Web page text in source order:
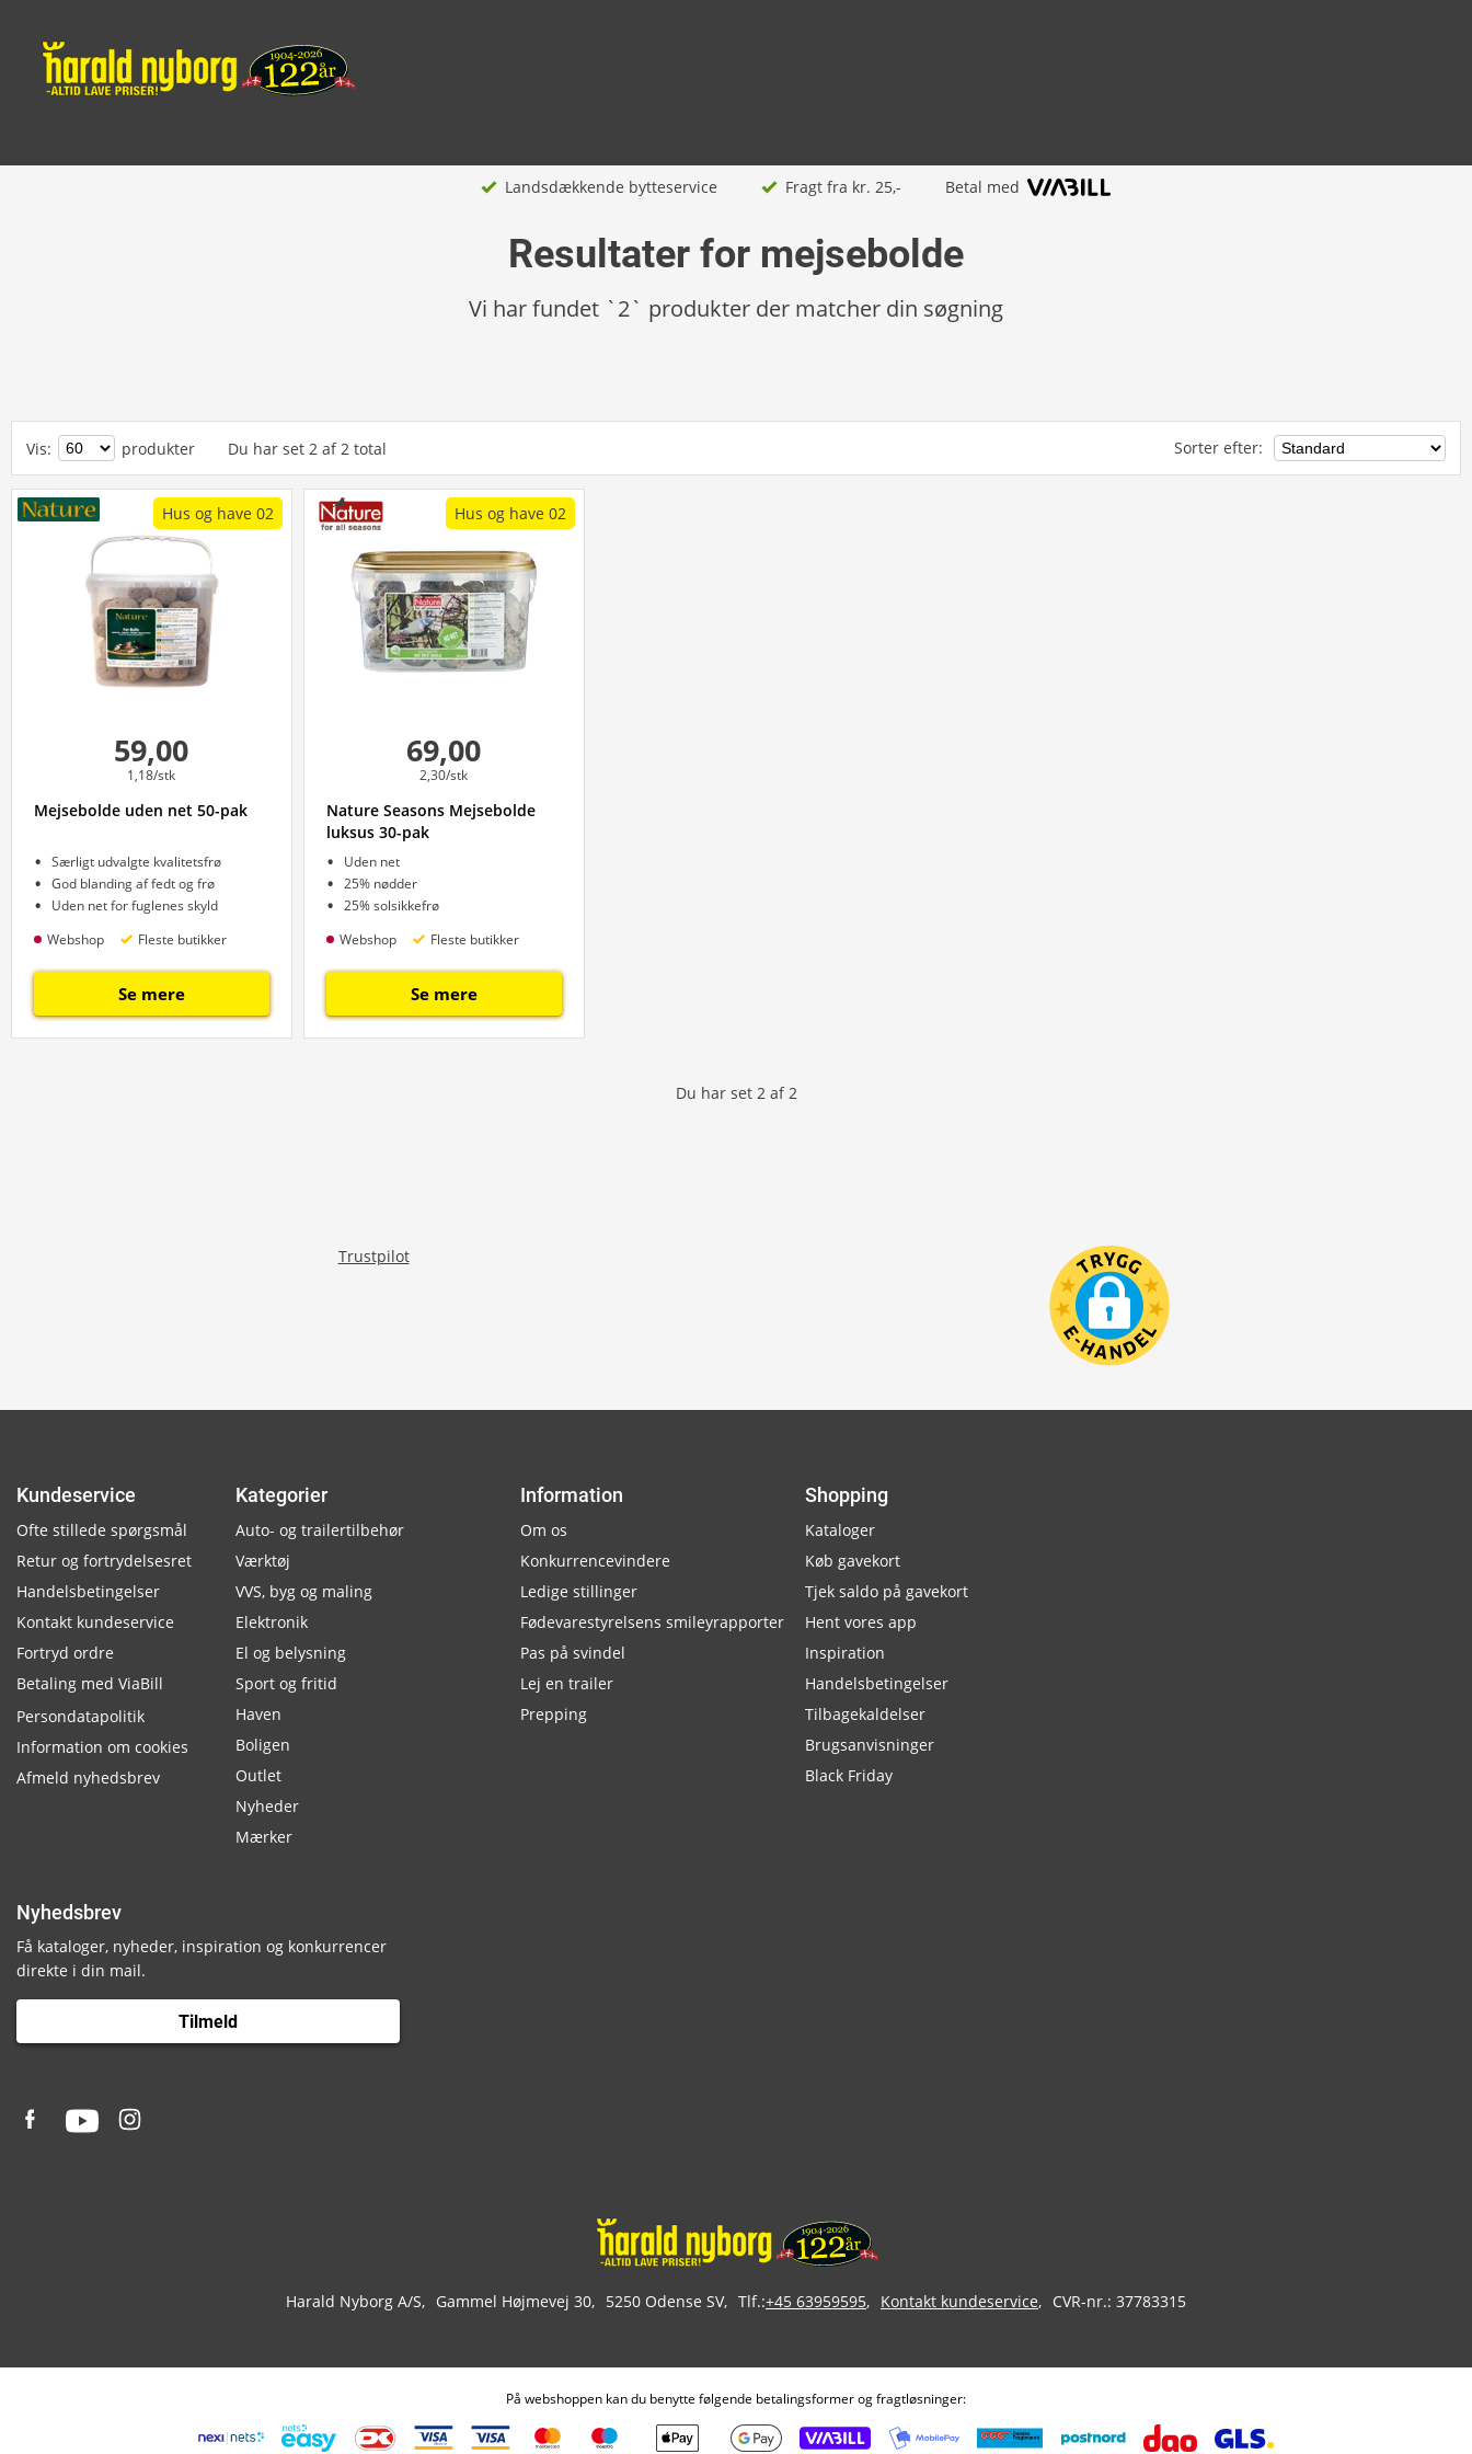
Landsdækkende bytteservice Fragt fra kr. 25,- Betal med
Resultater for mejsebolde
Vi har fundet `2` produkter der matcher din søgning
Vis: produkter Du har set 2 af 2 total Sorter efter:
Hus og have 02
59,00
1,18/stk
Mejsebolde uden net 50-pak
Særligt udvalgte kvalitetsfrø
God blanding af fedt og frø
Uden net for fuglenes skyld
Webshop
Fleste butikker
Se mere
Hus og have 02
69,00
2,30/stk
Nature Seasons Mejsebolde
luksus 30-pak
Uden net
25% nødder
25% solsikkefrø
Webshop
Fleste butikker
Se mere
Du har set 2 af 2
Trustpilot
Kundeservice
Ofte stillede spørgsmål
Retur og fortrydelsesret
Handelsbetingelser
Kontakt kundeservice
Fortryd ordre
Betaling med ViaBill
Persondatapolitik
Information om cookies
Afmeld nyhedsbrev
Kategorier
Auto- og trailertilbehør
Værktøj
VVS, byg og maling
Elektronik
El og belysning
Sport og fritid
Haven
Boligen
Outlet
Nyheder
Mærker
Information
Om os
Konkurrencevindere
Ledige stillinger
Fødevarestyrelsens smileyrapporter
Pas på svindel
Lej en trailer
Prepping
Shopping
Kataloger
Køb gavekort
Tjek saldo på gavekort
Hent vores app
Inspiration
Handelsbetingelser
Tilbagekaldelser
Brugsanvisninger
Black Friday
Nyhedsbrev
Få kataloger, nyheder, inspiration og konkurrencer
direkte i din mail.
Tilmeld
Harald Nyborg A/S Gammel Højmevej 30 5250 Odense SV Tlf.:+45 63959595 Kontakt kundeservice CVR-nr.: 37783315
På webshoppen kan du benytte følgende betalingsformer og fragtløsninger: